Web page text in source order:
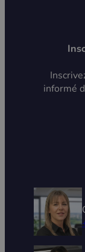
informé